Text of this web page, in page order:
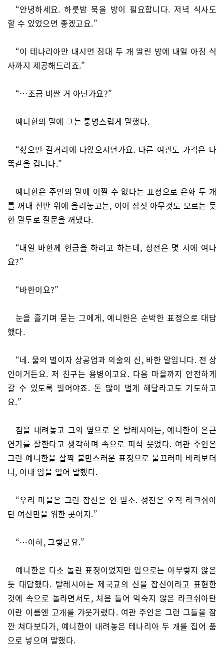
“안녕하세요. 하룻밤 묵을 방이 필요합니다. 저녁 식사도
할 수 있었으면 좋겠고요.”
“이 테나리아만 내시면 침대 두 개 딸린 방에 내일 아침 식
사까지 제공해드리죠.”
“…조금 비싼 거 아닌가요?”
예니한의 말에 그는 퉁명스럽게 말했다.
“싫으면 길거리에 나앉으시던가요. 다른 여관도 가격은 다
똑같을 겁니다.”
예니한은 주인의 말에 어쩔 수 없다는 표정으로 은화 두 개
를 꺼내 선반 위에 올려놓고는, 이어 짐짓 아무것도 모르는 듯
한 말투로 질문을 꺼냈다.
“내일 바한께 헌금을 하려고 하는데, 성전은 몇 시에 여나
요?”
“바한이요?”
눈을 흘기며 묻는 그에게, 예니한은 순박한 표정으로 대답
했다.
“네. 물의 별이자 상공업과 의술의 신, 바한 말입니다. 전 상
인이거든요. 저 친구는 용병이고요. 다음 마을까지 안전하게
갈 수 있도록 빌어야죠. 돈 많이 벌게 해달라고도 기도하고
요.”
짐을 내려놓고 그의 옆으로 온 탈레시아는, 예니한이 은근
연기를 잘한다고 생각하며 속으로 피식 웃었다. 여관 주인은
그런 예니한을 살짝 불만스러운 표정으로 물끄러미 바라보더
니, 이내 입을 열어 말했다.
“우리 마을은 그런 잡신은 안 믿소. 성전은 오직 라크쉬아
탄 여신만을 위한 곳이지.”
“…아하, 그렇군요.”
예니한은 다소 놀란 표정이었지만 입으로는 아무렇지 않은
듯 대답했다. 탈레시아는 제국교의 신을 잡신이라고 표현한
것에 속으로 놀라면서도, 처음 들어 익숙지 않은 라크쉬아탄
이란 이름엔 고개를 갸웃거렸다. 여관 주인은 그런 그들을 잠
깐 쳐다보다가, 예니한이 내려놓은 테나리아 두 개를 집어 품
으로 넣으며 말했다.